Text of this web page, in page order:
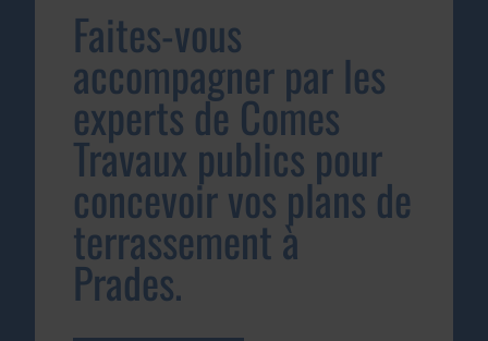
Faites-vous
accompagner par les
experts de Comes
Travaux publics pour
concevoir vos plans de
terrassement à
Prades.